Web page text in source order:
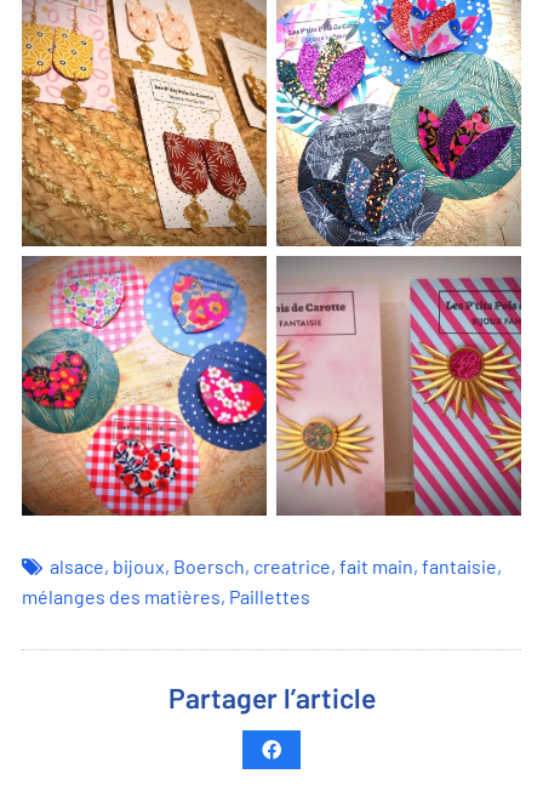
alsace, bijoux, Boersch, creatrice,fait main,fantaisie,
mélanges des matières, Paillettes
Partager l’article